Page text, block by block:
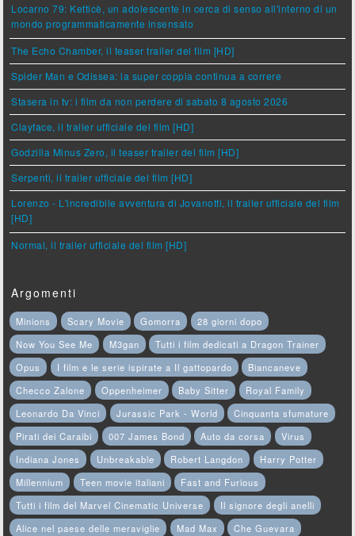
Locarno 79: Ketticè, un adolescente in cerca di senso all'interno di un
mondo programmaticamente insensato
The Echo Chamber, il teaser trailer del film [HD]
Spider Man e Odissea: la super coppia continua a correre
Stasera in tv: i film da non perdere di sabato 8 agosto 2026
Clayface, il trailer ufficiale del film [HD]
Godzilla Minus Zero, il teaser trailer del film [HD]
Serpenti, il trailer ufficiale del film [HD]
Lorenzo - L'incredibile avventura di Jovanotti, il trailer ufficiale del film
[HD]
Normal, il trailer ufficiale del film [HD]
Argomenti
Minions Scary Movie Gomorra
28 giorni dopo
Now You See Me
M3gan
Tutti i film dedicati a Dragon Trainer
Opus
I film e le serie ispirate a Il gattopardo
Biancaneve
Checco Zalone
Oppenheimer Baby Sitter
Royal Family
Leonardo Da Vinci
Jurassic Park - World
Cinquanta sfumature
Pirati dei Caraibi
007 James Bond Auto da corsa
Virus
Indiana Jones
Unbreakable Robert Langdon
Harry Potter
Millennium
Teen movie italiani
Fast and Furious
Tutti i film del Marvel Cinematic Universe
Il signore degli anelli
Alice nel paese delle meraviglie
Mad Max
Che Guevara